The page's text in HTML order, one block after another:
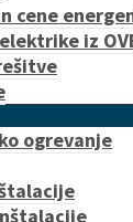
cene
iz
ogrevanje